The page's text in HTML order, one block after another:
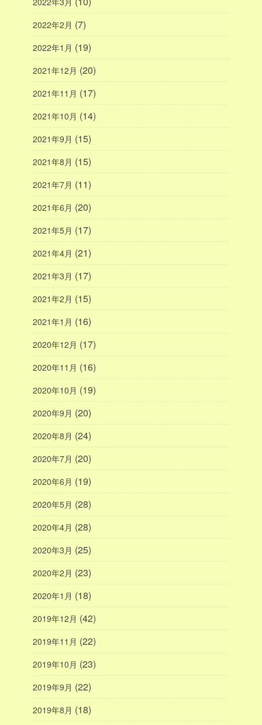
2022年2月 (7)
2022年1月 (19)
2021年12月 (20)
2021年11月 (17)
2021年10月 (14)
2021年9月 (15)
2021年8月 (15)
2021年7月 (11)
2021年6月 (20)
2021年5月 (17)
2021年4月 (21)
2021年3月 (17)
2021年2月 (15)
2021年1月 (16)
2020年12月 (17)
2020年11月 (16)
2020年10月 (19)
2020年9月 (20)
2020年8月 (24)
2020年7月 (20)
2020年6月 (19)
2020年5月 (28)
2020年4月 (28)
2020年3月 (25)
2020年2月 (23)
2020年1月 (18)
2019年12月 (42)
2019年11月 (22)
2019年10月 (23)
2019年9月 (22)
2019年8月 (18)